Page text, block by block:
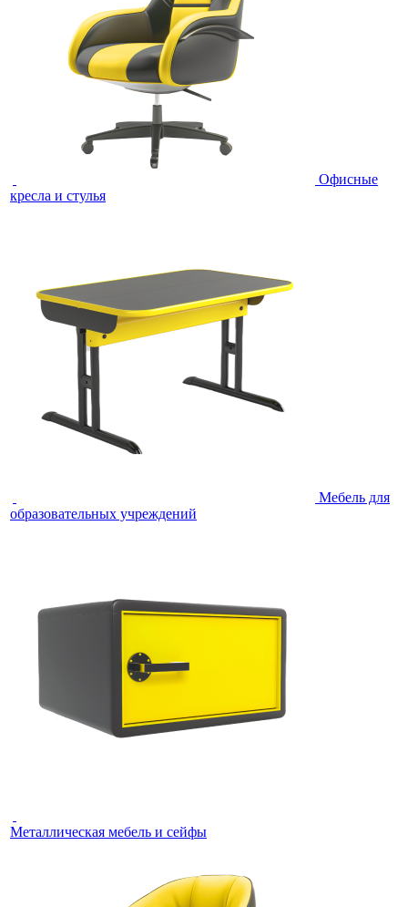
Офисные
кресла и стулья
Мебель для
образовательных учреждений
Металлическая мебель и сейфы